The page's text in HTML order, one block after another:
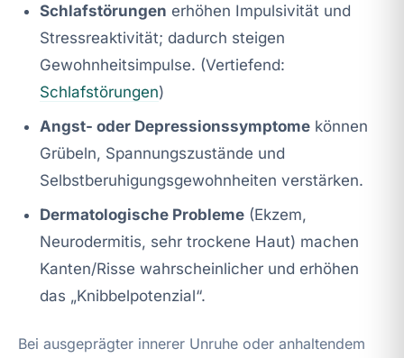
Schlafstörungen erhöhen Impulsivität und
Stressreaktivität; dadurch steigen
Gewohnheitsimpulse. (Vertiefend:
Schlafstörungen)
Angst- oder Depressionssymptome können
Grübeln, Spannungszustände und
Selbstberuhigungsgewohnheiten verstärken.
Dermatologische Probleme (Ekzem,
Neurodermitis, sehr trockene Haut) machen
Kanten/Risse wahrscheinlicher und erhöhen
das „Knibbelpotenzial“.
Bei ausgeprägter innerer Unruhe oder anhaltendem